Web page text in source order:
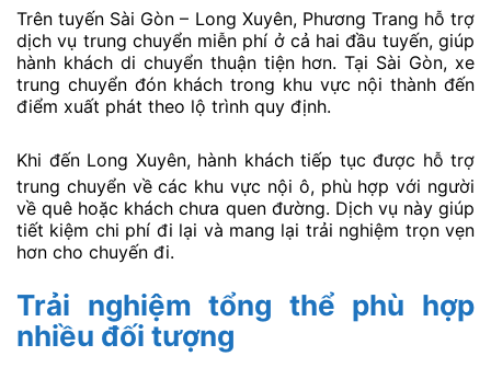
Trên tuyến Sài Gòn – Long Xuyên, Phương Trang hỗ trợ
dịch vụ trung chuyển miễn phí ở cả hai đầu tuyến, giúp
hành khách di chuyển thuận tiện hơn. Tại Sài Gòn, xe
trung chuyển đón khách trong khu vực nội thành đến
điểm xuất phát theo lộ trình quy định.
Khi đến Long Xuyên, hành khách tiếp tục được hỗ trợ
trung chuyển về các khu vực nội ô, phù hợp với người
về quê hoặc khách chưa quen đường. Dịch vụ này giúp
tiết kiệm chi phí đi lại và mang lại trải nghiệm trọn vẹn
hơn cho chuyến đi.
Trải nghiệm tổng thể phù hợp
nhiều đối tượng